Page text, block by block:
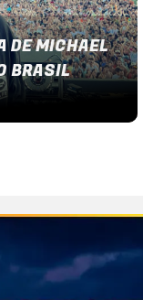
DE MICHAEL
BRASIL